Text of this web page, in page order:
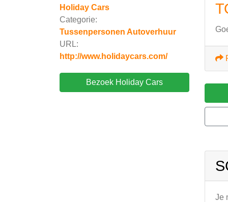
Holiday Cars
Categorie:
Tussenpersonen Autoverhuur
URL:
http://www.holidaycars.com/
Bezoek Holiday Cars
Je